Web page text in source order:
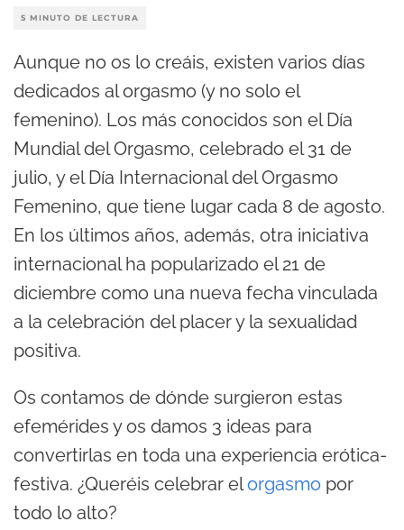
5 MINUTO DE LECTURA
Aunque no os lo creáis, existen varios días
dedicados al orgasmo (y no solo el
femenino). Los más conocidos son el Día
Mundial del Orgasmo, celebrado el 31 de
julio, y el Día Internacional del Orgasmo
Femenino, que tiene lugar cada 8 de agosto.
En los últimos años, además, otra iniciativa
internacional ha popularizado el 21 de
diciembre como una nueva fecha vinculada
a la celebración del placer y la sexualidad
positiva.
Os contamos de dónde surgieron estas
efemérides y os damos 3 ideas para
convertirlas en toda una experiencia erótica-
festiva. ¿Queréis celebrar elorgasmo por
todo lo alto?